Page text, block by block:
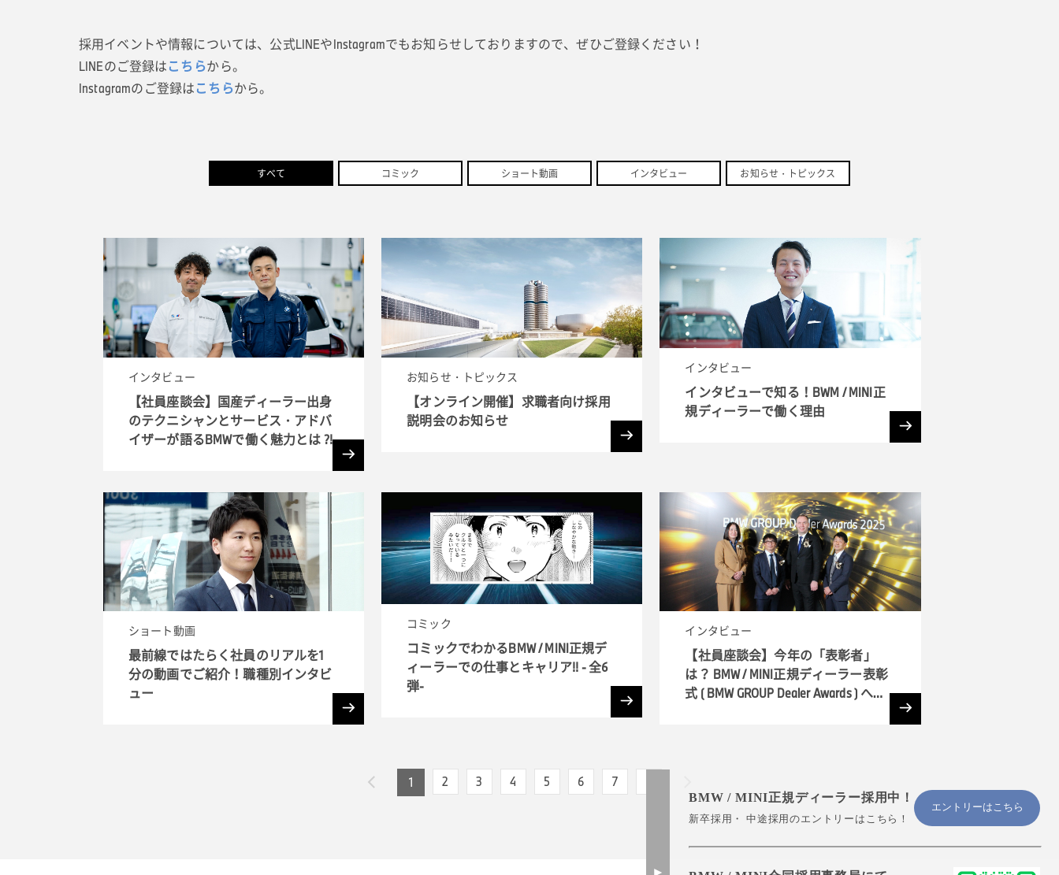
採用イベントや情報については、公式LINEやInstagramでもお知らせしておりますので、ぜひご登録ください！
LINEのご登録はこちらから。
Instagramのご登録はこちらから。
すべて コミック ショート動画 インタビュー お知らせ・トピックス
インタビュー
【社員座談会】国産ディーラー出身
のテクニシャンとサービス・アドバ
イザーが語るBMWで働く魅力とは ?!
お知らせ・トピックス
【オンライン開催】求職者向け採用
説明会のお知らせ
インタビュー
インタビューで知る！BWM / MINI正
規ディーラーで働く理由
ショート動画
最前線ではたらく社員のリアルを1
分の動画でご紹介！職種別インタビ
ュー
コミック
コミックでわかるBMW / MINI正規デ
ィーラーでの仕事とキャリア!! - 全6
弾-
インタビュー
【社員座談会】今年の「表彰者」
は？ BMW / MINI正規ディーラー表彰
式 ( BMW GROUP Dealer Awards ) へ潜
1 2 3 4 5 6 7
エントリーはこちら
BMW / MINI正規ディーラー採用中！
新卒採用・ 中途採用のエントリーはこちら！